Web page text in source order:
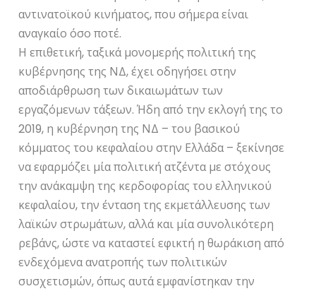
αντινατοϊκού κινήματος, που σήμερα είναι
αναγκαίο όσο ποτέ.
Η επιθετική, ταξικά μονομερής πολιτική της
κυβέρνησης της ΝΔ, έχει οδηγήσει στην
αποδιάρθρωση των δικαιωμάτων των
εργαζόμενων τάξεων. Ήδη από την εκλογή της το
2019, η κυβέρνηση της ΝΔ – του βασικού
κόμματος του κεφαλαίου στην Ελλάδα – ξεκίνησε
να εφαρμόζει μία πολιτική ατζέντα με στόχους
την ανάκαμψη της κερδοφορίας του ελληνικού
κεφαλαίου, την ένταση της εκμετάλλευσης των
λαϊκών στρωμάτων, αλλά και μία συνολικότερη
ρεβάνς, ώστε να καταστεί εφικτή η θωράκιση από
ενδεχόμενα ανατροπής των πολιτικών
συσχετισμών, όπως αυτά εμφανίστηκαν την